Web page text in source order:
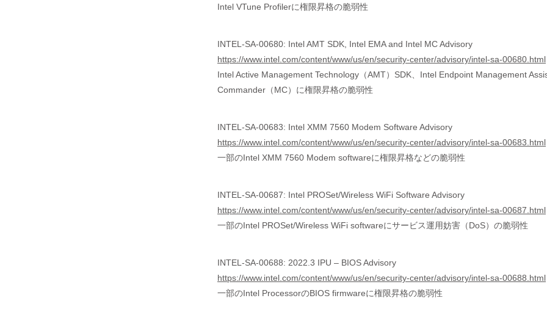
Intel VTune Profilerに権限昇格の脆弱性
INTEL-SA-00680: Intel AMT SDK, Intel EMA and Intel MC Advisory
https://www.intel.com/content/www/us/en/security-center/advisory/intel-sa-00680.html
Intel Active Management Technology（AMT）SDK、Intel Endpoint Management
Commander（MC）に権限昇格の脆弱性
INTEL-SA-00683: Intel XMM 7560 Modem Software Advisory
https://www.intel.com/content/www/us/en/security-center/advisory/intel-sa-00683.html
一部のIntel XMM 7560 Modem softwareに権限昇格などの脆弱性
INTEL-SA-00687: Intel PROSet/Wireless WiFi Software Advisory
https://www.intel.com/content/www/us/en/security-center/advisory/intel-sa-00687.html
一部のIntel PROSet/Wireless WiFi softwareにサービス運用妨害（DoS）の脆弱性
INTEL-SA-00688: 2022.3 IPU – BIOS Advisory
https://www.intel.com/content/www/us/en/security-center/advisory/intel-sa-00688.html
一部のIntel ProcessorのBIOS firmwareに権限昇格の脆弱性